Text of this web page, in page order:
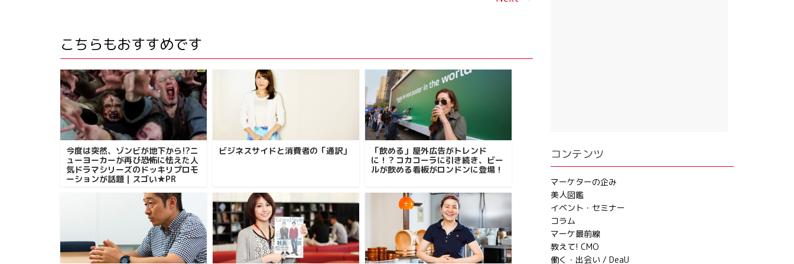
こちらもおすすめです
今度は突然、ゾンビが地下から!?ニ
ューヨーカーが再び恐怖に怯えた人
気ドラマシリーズのドッキリプロモ
ーションが話題｜スゴい★PR
ビジネスサイドと消費者の「通訳」
「飲める」屋外広告がトレンド
に！？コカコーラに引き続き、ビー
ルが飲める看板がロンドンに登場！
コンテンツ
マーケターの企み
美人図鑑
イベント・セミナー
コラム
マーケ最前線
教えて! CMO
働く・出会い / DeaU